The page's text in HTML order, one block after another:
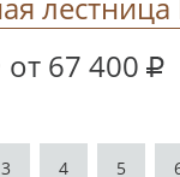
от 67 400
3 4 5